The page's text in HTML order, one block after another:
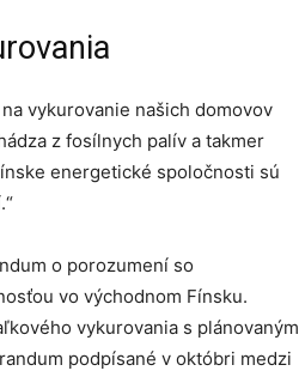
vykurovanie našich domovov
z fosílnych palív a takmer
energetické spoločnosti sú
o porozumení so
vo východnom Fínsku.
vykurovania s plánovaným
podpísané v októbri medzi